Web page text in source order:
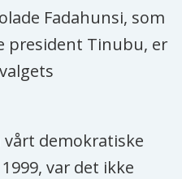
Fadahunsi, som
president Tinubu, er
vårt demokratiske
var det ikke